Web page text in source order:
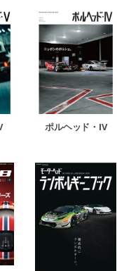
ポルヘッド・IV